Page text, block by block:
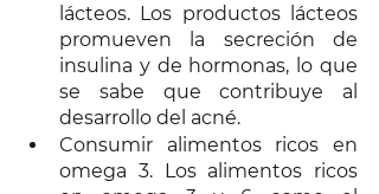
lácteos. Los productos lácteos
promueven la secreción de
insulina y de hormonas, lo que
se sabe que contribuye al
desarrollo del acné.
Consumir alimentos ricos en
omega 3. Los alimentos ricos